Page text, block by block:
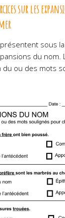
sur les
sous
du nom.
du ou des mots